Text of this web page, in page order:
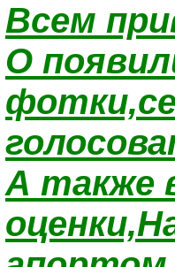
Всем
О
А также